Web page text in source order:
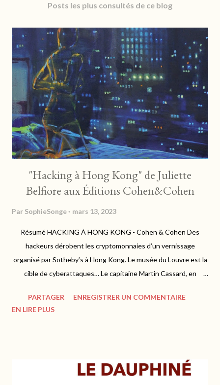
Posts les plus consultés de ce blog
"Hacking à Hong Kong" de Juliette
Belfiore aux Éditions Cohen&Cohen
Par SophieSonge mars 13, 2023
Résumé HACKING À HONG KONG - Cohen & Cohen Des
hackeurs dérobent les cryptomonnaies d’un vernissage
organisé par Sotheby’s à Hong Kong. Le musée du Louvre est la
cible de cyberattaques… Le capitaine Martin Cassard, en
débute par la rencontre d’une énigmatique femme blonde dans
l’avion Paris-Hong Kong… https://www.cohen-cohen.fr Juliette
et de la cryptologie, il ignore encore où tout cela va le mener. Et
PARTAGER
ENREGISTRER UN COMMENTAIRE
EN LIRE PLUS